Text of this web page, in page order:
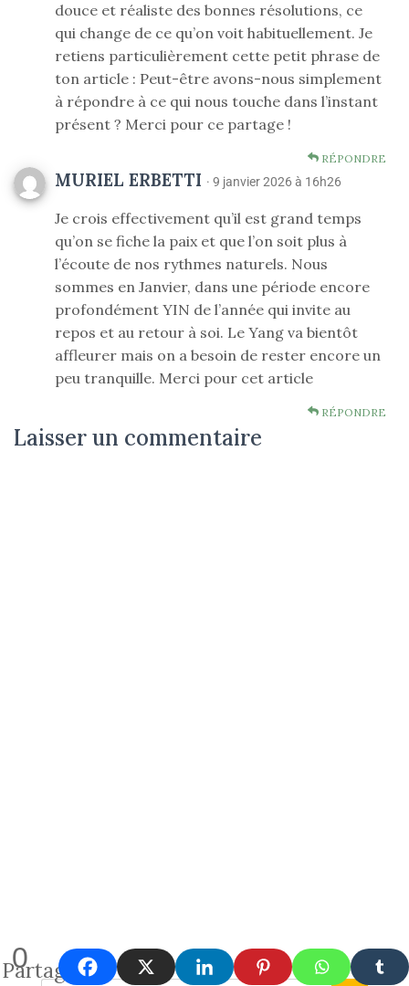
0
Partages
douce et réaliste des bonnes résolutions, ce
qui change de ce qu’on voit habituellement. Je
retiens particulièrement cette petit phrase de
ton article : Peut-être avons-nous simplement
à répondre à ce qui nous touche dans l’instant
présent ? Merci pour ce partage !
RÉPONDRE
MURIEL ERBETTI · 9 janvier 2026 à 16h26
Je crois effectivement qu’il est grand temps
qu’on se fiche la paix et que l’on soit plus à
l’écoute de nos rythmes naturels. Nous
sommes en Janvier, dans une période encore
profondément YIN de l’année qui invite au
repos et au retour à soi. Le Yang va bientôt
affleurer mais on a besoin de rester encore un
peu tranquille. Merci pour cet article
RÉPONDRE
Laisser un commentaire